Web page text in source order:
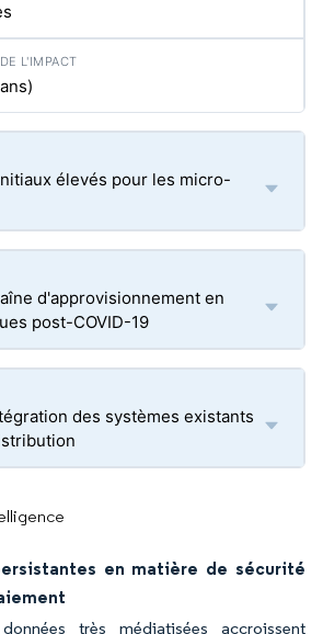
élevés pour les micro-
d'approvisionnement en
post-COVID-19
des systèmes existants
en matière de sécurité
très médiatisées accroissent